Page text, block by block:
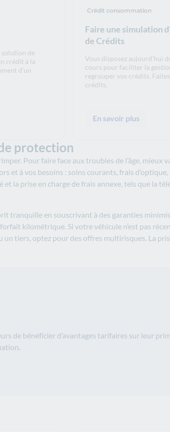
solution de
crédit à la
d’un
Faire une simulation
de Crédits
Crédit consommation
Vous disposez aujourd'hui
cours pour faciliter la
regrouper vos crédits.
crédits.
En savoir plus
protection
Pour faire face aux troubles de l’âge, mieux
et à vos besoins : soins courants, frais
la prise en charge de frais annexe, tels que la
tranquille en souscrivant à des garanties
kilométrique. Si votre véhicule n’est pas
tiers, optez pour des offres multirisques. La
de bénéficier d’avantages tarifaires sur leur